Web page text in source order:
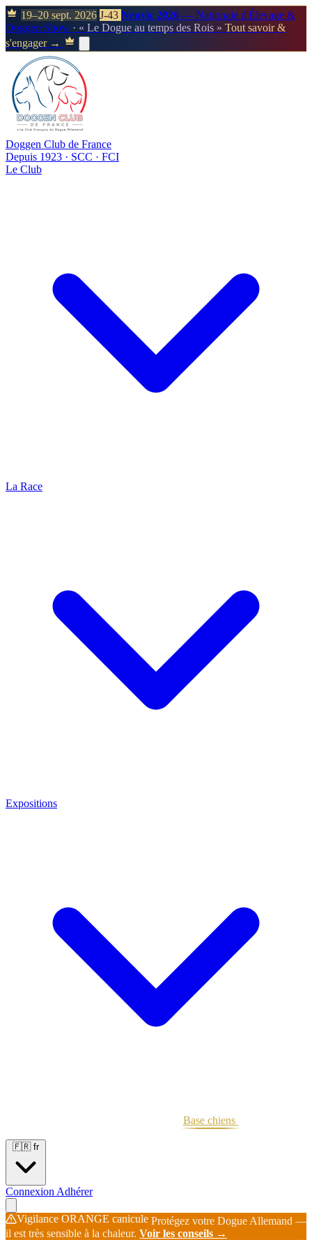
19–20 sept. 2026 J-43 Neuvic 2026 — Nationale d'Élevage &
Doggen Show · « Le Dogue au temps des Rois » Tout savoir &
s'engager →
Doggen Club de France
Depuis 1923 · SCC · FCI
Le Club
La Race
Expositions
Base chiens
🇫🇷 fr
Connexion Adhérer
Vigilance ORANGE canicule Protégez votre Dogue Allemand —
il est très sensible à la chaleur. Voir les conseils →